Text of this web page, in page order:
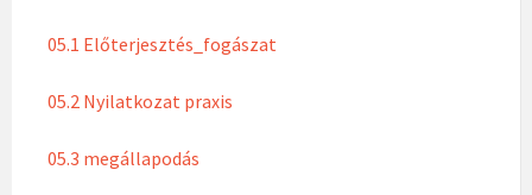
05.1 Előterjesztés_fogászat
05.2 Nyilatkozat praxis
05.3 megállapodás